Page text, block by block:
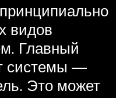
видов
Главный
системы —
Это может